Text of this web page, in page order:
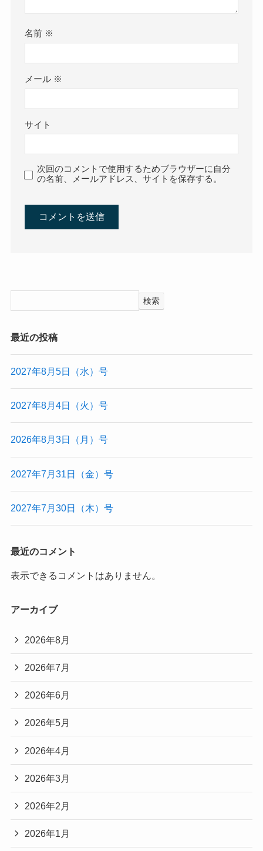
名前 ※
メール ※
サイト
次回のコメントで使用するためブラウザーに自分
の名前、メールアドレス、サイトを保存する。
検索
最近の投稿
2027年8月5日（水）号
2027年8月4日（火）号
2026年8月3日（月）号
2027年7月31日（金）号
2027年7月30日（木）号
最近のコメント
表示できるコメントはありません。
アーカイブ
2026年8月
2026年7月
2026年6月
2026年5月
2026年4月
2026年3月
2026年2月
2026年1月